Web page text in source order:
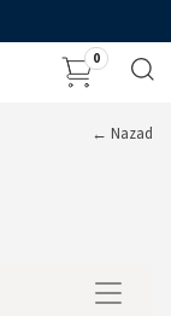
0
← Nazad
Toggle